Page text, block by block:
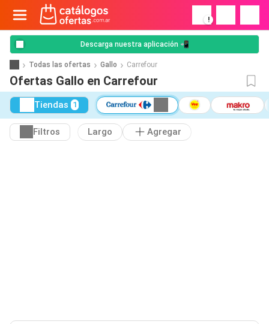
!
Descarga nuestra aplicación 📲
Todas las ofertas Gallo Carrefour
Ofertas Gallo en Carrefour
Tiendas 1
Filtros Largo Agregar